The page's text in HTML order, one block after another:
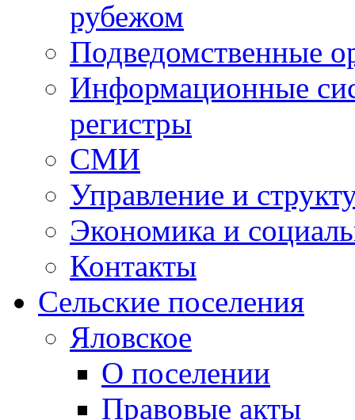
рубежом
Подведомственные
Информационные
регистры
СМИ
Управление и
Экономика и
Контакты
Сельские поселения
Яловское
О поселении
Правовые акты